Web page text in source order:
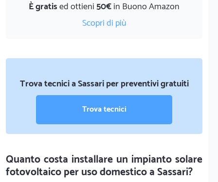
È gratised ottieni50€in Buono Amazon
Scopri di più
Trova tecnici a Sassari per preventivi gratuiti
Trova tecnici
Quanto costa installare un impianto solare
fotovoltaico per uso domestico a Sassari?